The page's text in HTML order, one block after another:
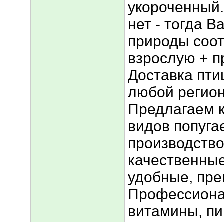
нет - тогда
природы
взрослую +
Доставка
любой
Предлагаем
видов
удобные,
витамины,